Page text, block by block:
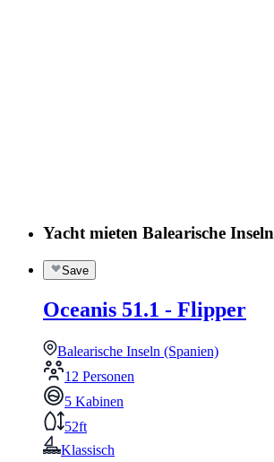
Yacht mieten Balearische Inseln
Save
Oceanis 51.1 - Flipper
Balearische Inseln (Spanien)
12 Personen
5 Kabinen
52ft
Klassisch